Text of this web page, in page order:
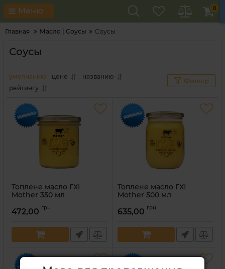
Меню 0
Главная Масло | Соусы Соусы
Соусы
умолчанию цене
названию
рейтингу
Фильтр
Топлене масло ГХІ
Mother 350 мл
472,00 грн
Топлене масло ГХІ
Mother 500 мл
635,00 грн